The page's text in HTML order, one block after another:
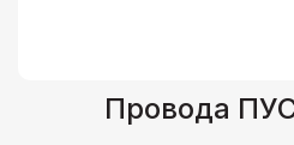
Провода